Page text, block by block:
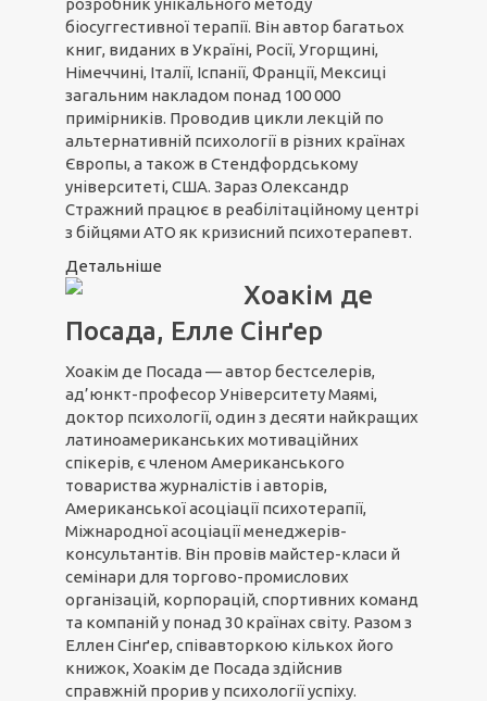
розробник унікального методу
біосуггестивної терапії. Він автор багатьох
книг, виданих в Україні, Росії, Угорщині,
Німеччині, Італії, Іспанії, Франції, Мексиці
загальним накладом понад 100 000
примірників. Проводив цикли лекцій по
альтернативній психології в різних країнах
Європы, а також в Стендфордському
університеті, США. Зараз Олександр
Стражний працює в реабілітаційному центрі
з бійцями АТО як кризисний психотерапевт.
Детальніше
Хоакім де
Посада, Елле Сінґер
Хоакім де Посада — автор бестселерів,
ад’юнкт-професор Університету Маямі,
доктор психології, один з десяти найкращих
латиноамериканських мотиваційних
спікерів, є членом Американського
товариства журналістів і авторів,
Американської асоціації психотерапії,
Міжнародної асоціації менеджерів-
консультантів. Він провів майстер-класи й
семінари для торгово-промислових
організацій, корпорацій, спортивних команд
та компаній у понад 30 країнах світу. Разом з
Еллен Сінґер, співавторкою кількох його
книжок, Хоакім де Посада здійснив
справжній прорив у психології успіху.